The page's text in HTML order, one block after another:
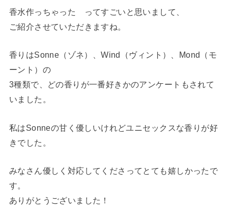
香水作っちゃった ってすごいと思いまして、
ご紹介させていただきますね。
香りはSonne（ゾネ）、Wind（ヴィント）、Mond（モ
ーント）の
3種類で、どの香りが一番好きかのアンケートもされて
いました。
私はSonneの甘く優しいけれどユニセックスな香りが好
きでした。
みなさん優しく対応してくださってとても嬉しかったで
す。
ありがとうございました！